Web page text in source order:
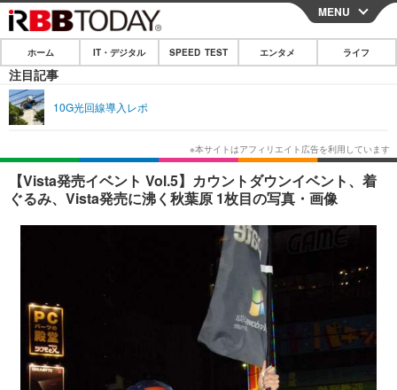
CLOSE
ホーム
IT・デジタル
ネタ ガジェット・ツール
ショッピング その他
エンタメ
エンタメTOP 映画・ドラマ
ショッピング その他
ショッピング
MENU
ホーム IT・デジタル SPEED TEST エンタメ ライフ
注目記事
10G光回線導入レポ
【Vista発売イベント Vol.5】カウントダウンイベント、着
ぐるみ、Vista発売に沸く秋葉原 1枚目の写真・画像